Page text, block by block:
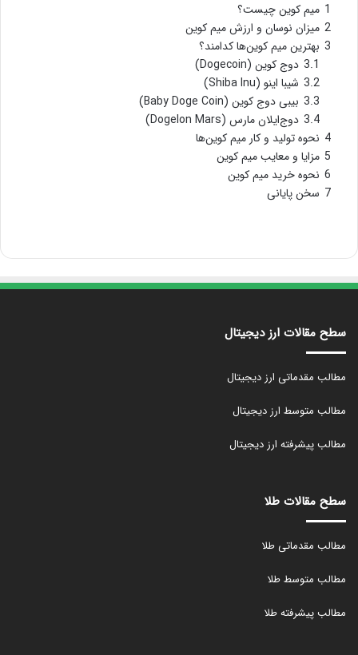
1 میم کوین چیست؟
2 میزان نوسان و ارزش میم کوین
3 بهترین میم کوین‌ها کدامند؟
3.1 دوج کوین (Dogecoin)
3.2 شیبا اینو (Shiba Inu)
3.3 بیبی دوج کوین (Baby Doge Coin)
3.4 دوج‌ایلان مارس (Dogelon Mars)
4 نحوه تولید و کار میم کوین‌ها
5 مزایا و معایب میم کوین
6 نحوه خرید میم کوین
7 سخن پایانی
سطح مقالات ارز دیجیتال
مطالب مقدماتی ارز دیجیتال
مطالب متوسط ارز دیجیتال
مطالب پیشرفته ارز دیجیتال
سطح مقالات طلا
مطالب مقدماتی طلا
مطالب متوسط طلا
مطالب پیشرفته طلا